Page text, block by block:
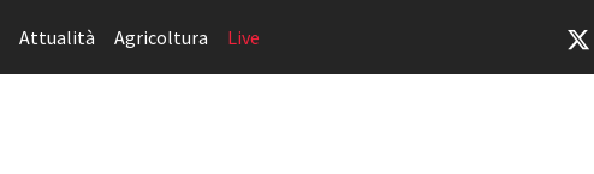
Attualità Agricoltura Live